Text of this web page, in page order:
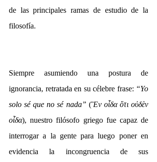
de las principales ramas de estudio de la
filosofía.
Siempre asumiendo una postura de
ignorancia, retratada en su célebre frase: “Yo
solo sé que no sé nada” (Ἓν οἶδα ὅτι οὐδὲν
οἶδα), nuestro filósofo griego fue capaz de
interrogar a la gente para luego poner en
evidencia la incongruencia de sus